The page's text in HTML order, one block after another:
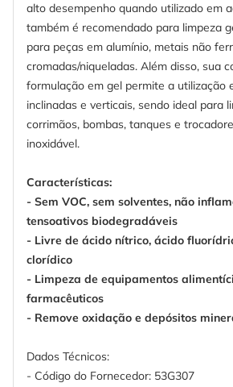
alto desempenho quando utilizado em
também é recomendado para limpeza
para peças em alumínio, metais não
cromadas/niqueladas. Além disso, sua
formulação em gel permite a utilização
inclinadas e verticais, sendo ideal para
corrimãos, bombas, tanques e
inoxidável.
Características:
- Sem VOC, sem solventes, não
tensoativos biodegradáveis
- Livre de ácido nítrico, ácido
clorídico
- Limpeza de equipamentos
farmacêuticos
- Remove oxidação e depósitos
Dados Técnicos:
- Código do Fornecedor: 53G307